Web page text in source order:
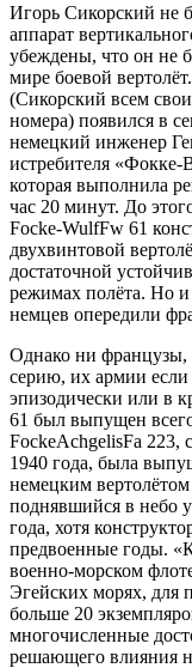
Игорь Сикорский не
аппарат
убеждены, что он не
мире боевой
(Сикорский всем
номера) появился в
немецкий инженер
истребителя
которая выполнила
час 20 минут. До
Focke-WulfFw 61
двухвинтовой
достаточной
режимах полёта. Но
немцев опередили
Однако ни
серию, их армии если
эпизодически или в
61 был выпущен
FockeAchgelisFa 223,
1940 года, была
немецким
поднявшийся в небо
года, хотя
предвоенные годы.
военно-морском
Эгейских морях, для
больше 20
многочисленные
решающего влияния